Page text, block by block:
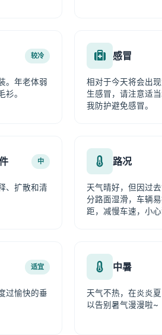
较冷
。年老体弱
。
感冒
相对于今天将会出
生感冒，请注意适
我防护避免感冒。
中
、扩散和清
路况
天气晴好，但因过
分路面湿滑，车辆
距，减慢车速，小心
适宜
过愉快的垂
中暑
天气不热，在炎炎
以告别暑气漫漫啦~